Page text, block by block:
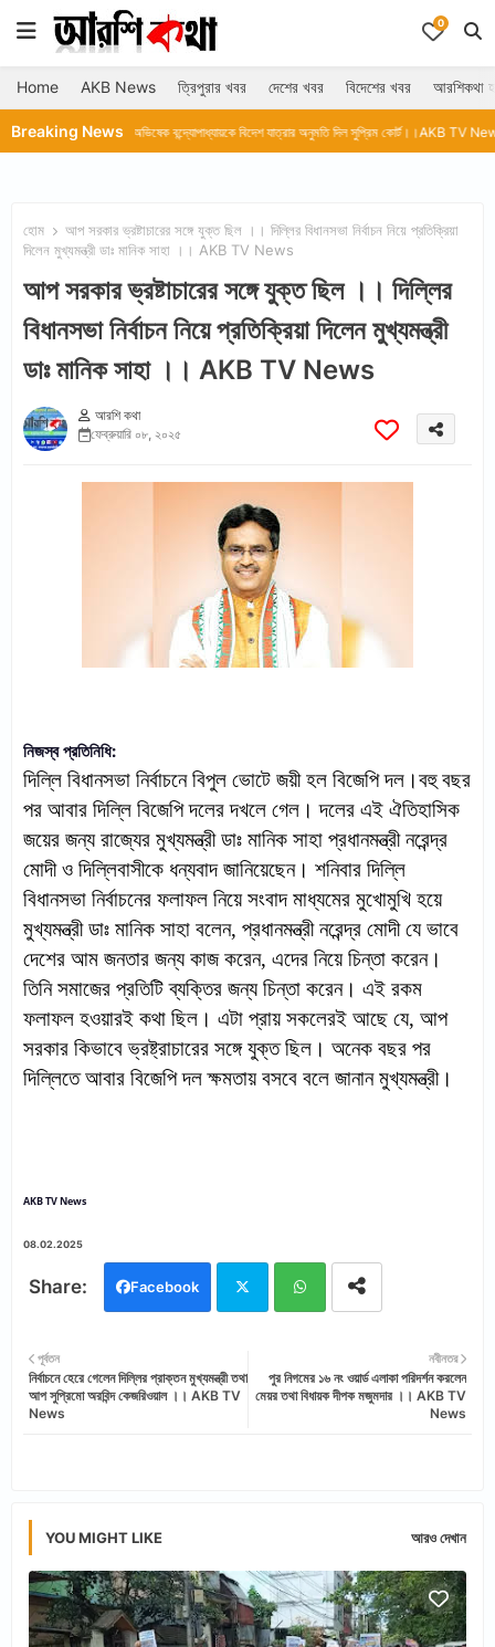
0
Home AKB News ত্রিপুরার খবর দেশের খবর বিদেশের খবর আরশিকথা
Breaking News
অভিষেক বন্দ্যোপাধ্যায়কে বিদেশ যাত্রার অনুমতি দিল সুপ্রিম কোর্ট।।AKB TV News সমরেন্দ্রগঞ্জ
হোম
আপ সরকার ভ্রষ্টাচারের সঙ্গে যুক্ত ছিল ।। দিল্লির বিধানসভা নির্বাচন নিয়ে প্রতিক্রিয়া
দিলেন মুখ্যমন্ত্রী ডাঃ মানিক সাহা ।। AKB TV News
আপ সরকার ভ্রষ্টাচারের সঙ্গে যুক্ত ছিল ।। দিল্লির
বিধানসভা নির্বাচন নিয়ে প্রতিক্রিয়া দিলেন মুখ্যমন্ত্রী
ডাঃ মানিক সাহা ।। AKB TV News
আরশি কথা
ফেব্রুয়ারি ০৮, ২০২৫
নিজস্ব প্রতিনিধি:
দিল্লি বিধানসভা নির্বাচনে বিপুল ভোটে জয়ী হল বিজেপি দল।বহু বছর
পর আবার দিল্লি বিজেপি দলের দখলে গেল। দলের এই ঐতিহাসিক
জয়ের জন্য রাজ্যের মুখ্যমন্ত্রী ডাঃ মানিক সাহা প্রধানমন্ত্রী নরেন্দ্র
মোদী ও দিল্লিবাসীকে ধন্যবাদ জানিয়েছেন। শনিবার দিল্লি
বিধানসভা নির্বাচনের ফলাফল নিয়ে সংবাদ মাধ্যমের মুখোমুখি হয়ে
মুখ্যমন্ত্রী ডাঃ মানিক সাহা বলেন, প্রধানমন্ত্রী নরেন্দ্র মোদী যে ভাবে
দেশের আম জনতার জন্য কাজ করেন, এদের নিয়ে চিন্তা করেন।
তিনি সমাজের প্রতিটি ব্যক্তির জন্য চিন্তা করেন। এই রকম
ফলাফল হওয়ারই কথা ছিল। এটা প্রায় সকলেরই আছে যে, আপ
সরকার কিভাবে ভ্রষ্ট্রাচারের সঙ্গে যুক্ত ছিল। অনেক বছর পর
দিল্লিতে আবার বিজেপি দল ক্ষমতায় বসবে বলে জানান মুখ্যমন্ত্রী।
AKB TV News
08.02.2025
Facebook
tter ats
নবীনতর
পুর নিগমের ১৬ নং ওয়ার্ড এলাকা পরিদর্শন করলেন
মেয়র তথা বিধায়ক দীপক মজুমদার ।। AKB TV
News
পূর্বতন
নির্বাচনে হেরে গেলেন দিল্লির প্রাক্তন মুখ্যমন্ত্রী তথা
আপ সুপ্রিমো অরবিন্দ কেজরিওয়াল ।। AKB TV
News
YOU MIGHT LIKE আরও দেখান